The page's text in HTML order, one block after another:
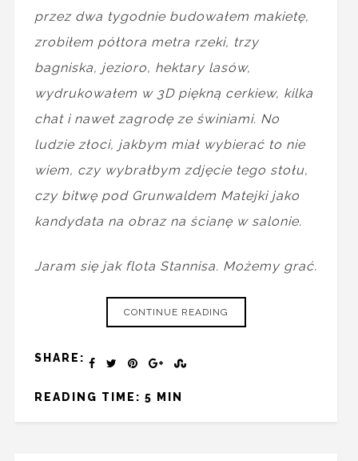
przez dwa tygodnie budowałem makietę,
zrobiłem półtora metra rzeki, trzy
bagniska, jezioro, hektary lasów,
wydrukowałem w 3D piękną cerkiew, kilka
chat i nawet zagrodę ze świniami. No
ludzie złoci, jakbym miał wybierać to nie
wiem, czy wybrałbym zdjęcie tego stołu,
czy bitwę pod Grunwaldem Matejki jako
kandydata na obraz na ścianę w salonie.
Jaram się jak flota Stannisa. Możemy grać.
CONTINUE READING
SHARE:
READING TIME: 5 MIN